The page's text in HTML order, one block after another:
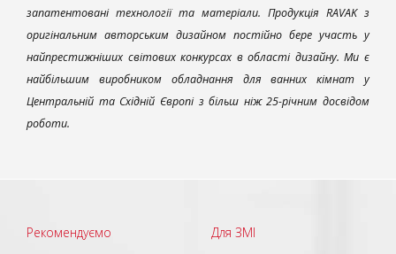
запатентовані технології та матеріали. Продукція RAVAK з
оригінальним авторським дизайном постійно бере участь у
найпрестижніших світових конкурсах в області дизайну. Ми є
найбільшим виробником обладнання для ванних кімнат у
Центральній та Східній Європі з більш ніж 25-річним досвідом
роботи.
Рекомендуємо Для ЗМІ